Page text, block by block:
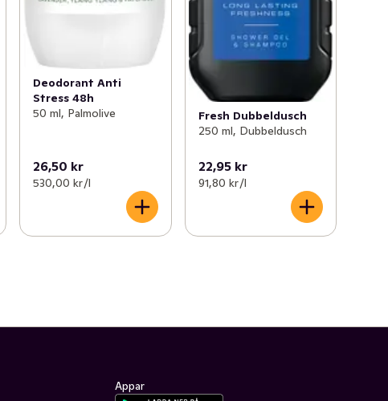
Deodorant Anti
Stress 48h
50 ml, Palmolive
26,50 kr
530,00 kr /l
Fresh Dubbeldusch
250 ml, Dubbeldusch
22,95 kr
91,80 kr /l
Appar